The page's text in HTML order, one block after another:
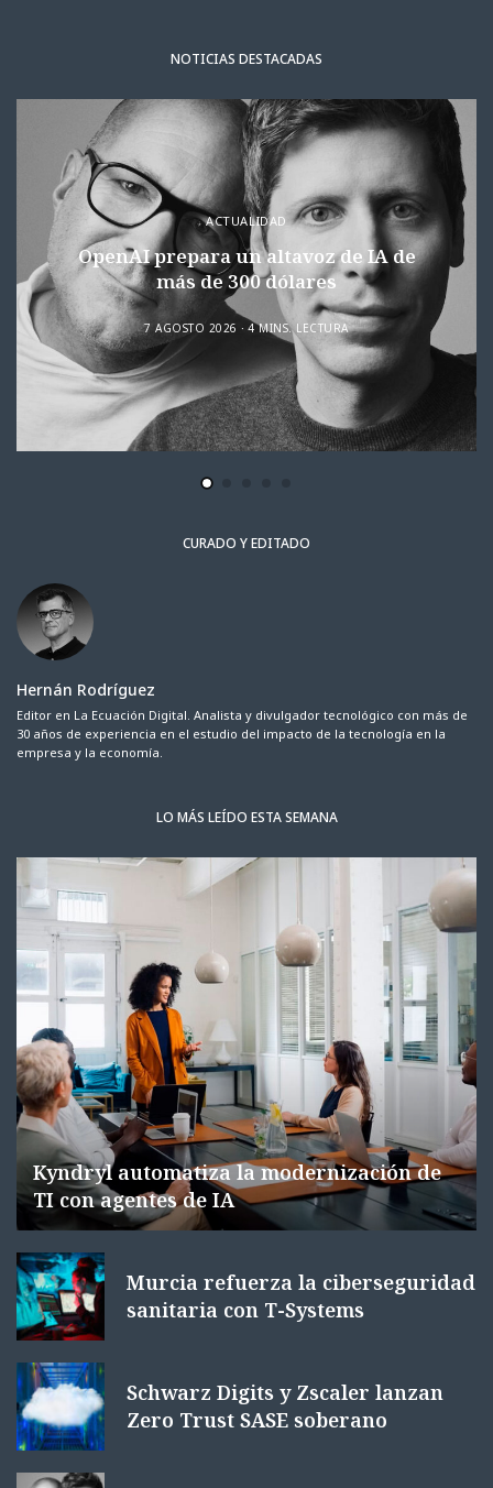
NOTICIAS DESTACADAS
ACTUALIDAD
OpenAI prepara un altavoz de IA de
más de 300 dólares
7 AGOSTO 2026 4 MINS. LECTURA
CURADO Y EDITADO
Hernán Rodríguez
Editor en La Ecuación Digital. Analista y divulgador tecnológico con más de
30 años de experiencia en el estudio del impacto de la tecnología en la
empresa y la economía.
LO MÁS LEÍDO ESTA SEMANA
Kyndryl automatiza la modernización de
TI con agentes de IA
Murcia refuerza la ciberseguridad
sanitaria con T-Systems
Schwarz Digits y Zscaler lanzan
Zero Trust SASE soberano